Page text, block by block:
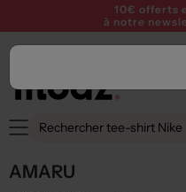
SUMMER PARTY ! Profitez
AMARU